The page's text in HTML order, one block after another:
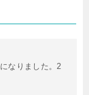
になりました。2